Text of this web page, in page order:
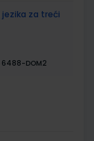
jezika za treći
6488-DOM2